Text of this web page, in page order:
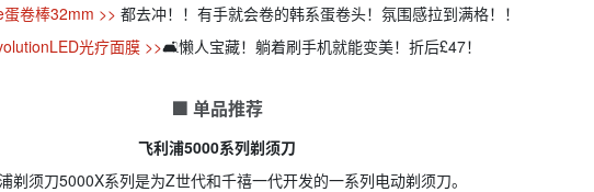
卷棒32mm >> 都去冲！！有手就会卷的韩系蛋卷头！氛围感拉到满格！！
光疗面膜 >>🛋️懒人宝藏！躺着刷手机就能变美！折后£47！
🟩 单品推荐
飞利浦5000系列剃须刀
剃须刀5000X系列是为Z世代和千禧一代开发的一系列电动剃须刀。